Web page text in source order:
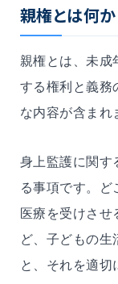
親権とは何か
親権とは、未成
する権利と義務
な内容が含まれ
身上監護に関す
る事項です。ど
医療を受けさせ
ど、子どもの生
と、それを適切